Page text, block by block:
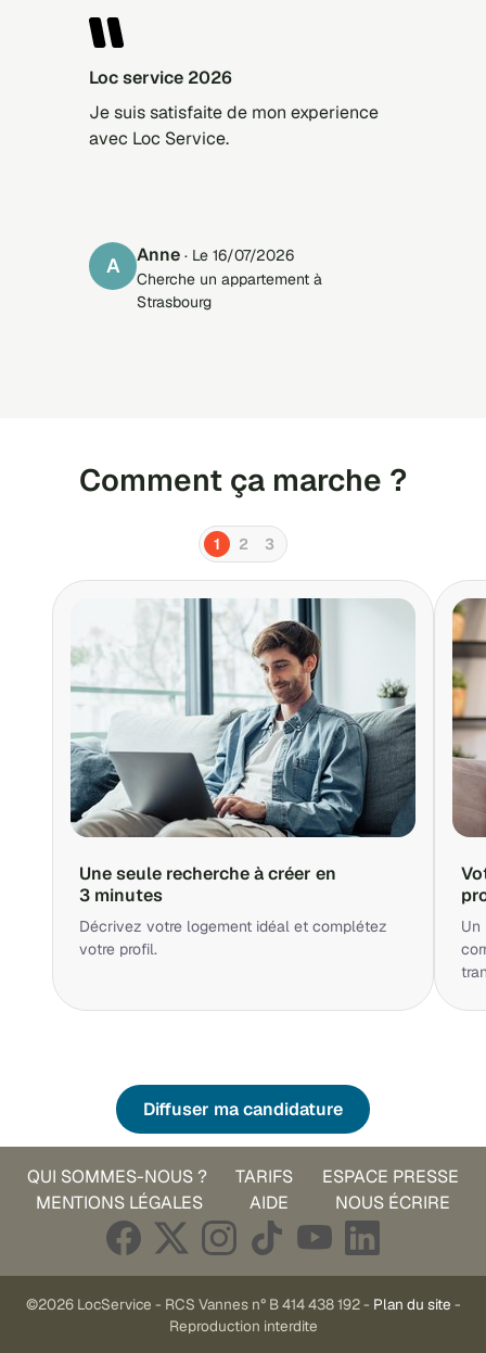
Loc service 2026
Je suis satisfaite de mon experience
avec Loc Service.
A Anne · Le 16/07/2026
Cherche un appartement à
Strasbourg
Comment ça marche ?
1 2 3
Une seule recherche à créer en
3 minutes
Décrivez votre logement idéal et complétez
votre profil.
Un
Diffuser ma candidature
QUI SOMMES-NOUS ? TARIFS
ESPACE PRESSE
MENTIONS LÉGALES
AIDE NOUS ÉCRIRE
©2026 LocService - RCS Vannes n° B 414 438 192 - Plan du site -
Reproduction interdite